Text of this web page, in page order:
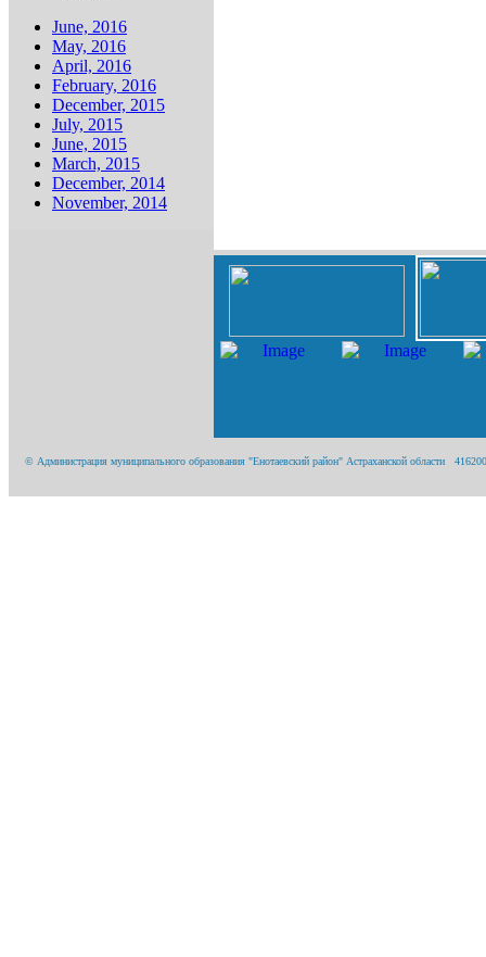
June, 2016
May, 2016
April, 2016
February, 2016
December, 2015
July, 2015
June, 2015
March, 2015
December, 2014
November, 2014
© Администрация муниципального образования "Енотаевский район" Астраханской области